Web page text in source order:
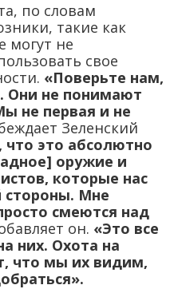
по словам
такие как
могут не
свое
«Поверьте нам,
Они не понимают
не первая и не
Зеленский
что это абсолютно
оружие и
которые нас
стороны. Мне
смеются над
он. «Это все
них. Охота на
что мы их видим,